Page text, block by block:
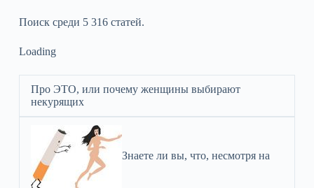
Поиск среди 5 316 статей.
Loading
Про ЭТО, или почему женщины выбирают
некурящих
Знаете ли вы, что, несмотря на